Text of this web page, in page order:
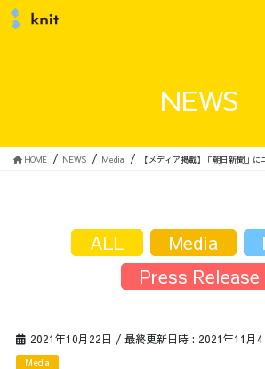
NEWS
HOME NEWS Media 【メディア掲載】「朝日新聞」に
2021年10月22日 / 最終更新日時 : 2021年11月4
Media
ALL Media
Press Release